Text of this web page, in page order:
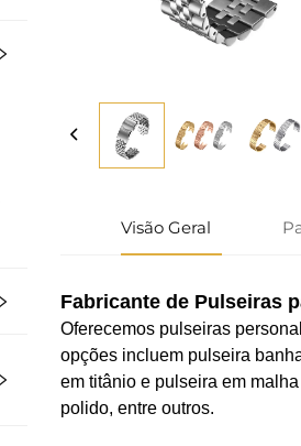
Visão Geral
Fabricante de Pulseiras
Oferecemos pulseiras
opções incluem pulseira
em titânio e pulseira em
polido, entre outros.